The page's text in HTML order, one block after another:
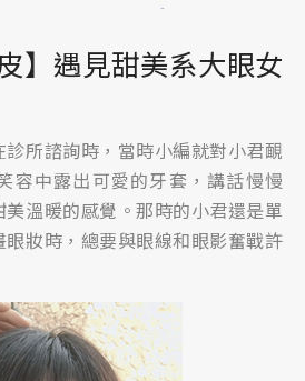
】遇見甜美系大眼女
所諮詢時，當時小編就對小君靦
容中露出可愛的牙套，講話慢慢
溫暖的感覺。那時的小君還是單
妝時，總要與眼線和眼影奮戰許